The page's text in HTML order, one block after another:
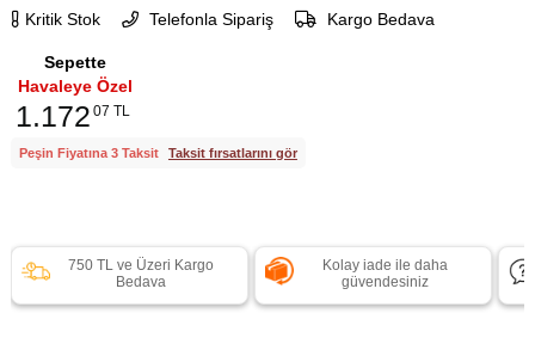
Kritik Stok Telefonla Sipariş Kargo Bedava
Sepette
Havaleye Özel
1.172 07 TL
Peşin Fiyatına 3 Taksit Taksit fırsatlarını gör
750 TL ve Üzeri Kargo
Bedava
Kolay iade ile daha
güvendesiniz